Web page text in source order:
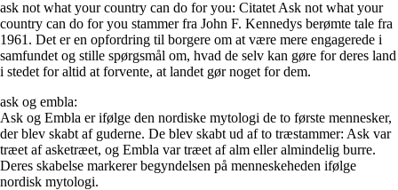
ask not what your country can do for you: Citatet Ask not what your
country can do for you stammer fra John F. Kennedys berømte tale fra
1961. Det er en opfordring til borgere om at være mere engagerede i
samfundet og stille spørgsmål om, hvad de selv kan gøre for deres land
i stedet for altid at forvente, at landet gør noget for dem.
ask og embla:
Ask og Embla er ifølge den nordiske mytologi de to første mennesker,
der blev skabt af guderne. De blev skabt ud af to træstammer: Ask var
træet af asketræet, og Embla var træet af alm eller almindelig burre.
Deres skabelse markerer begyndelsen på menneskeheden ifølge
nordisk mytologi.